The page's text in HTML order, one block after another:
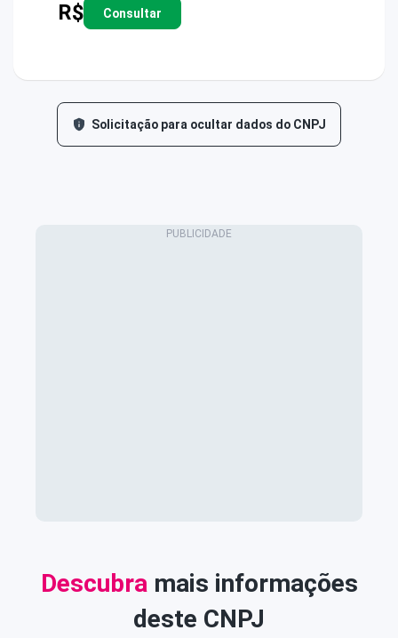
R$ Consultar
Solicitação para ocultar dados do CNPJ
Descubra mais informações
deste CNPJ